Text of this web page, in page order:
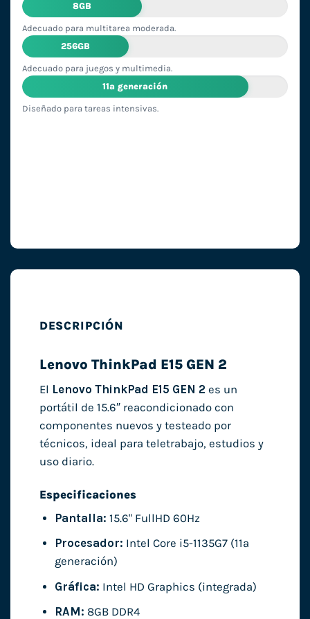
8GB
Adecuado para multitarea moderada.
256GB
Adecuado para juegos y multimedia.
11ª generación
Diseñado para tareas intensivas.
DESCRIPCIÓN
Lenovo ThinkPad E15 GEN 2
El Lenovo ThinkPad E15 GEN 2 es un
portátil de 15.6″ reacondicionado con
componentes nuevos y testeado por
técnicos, ideal para teletrabajo, estudios y
uso diario.
Especificaciones
Pantalla: 15.6" FullHD 60Hz
Procesador: Intel Core i5-1135G7 (11ª
generación)
Gráfica: Intel HD Graphics (integrada)
RAM: 8GB DDR4